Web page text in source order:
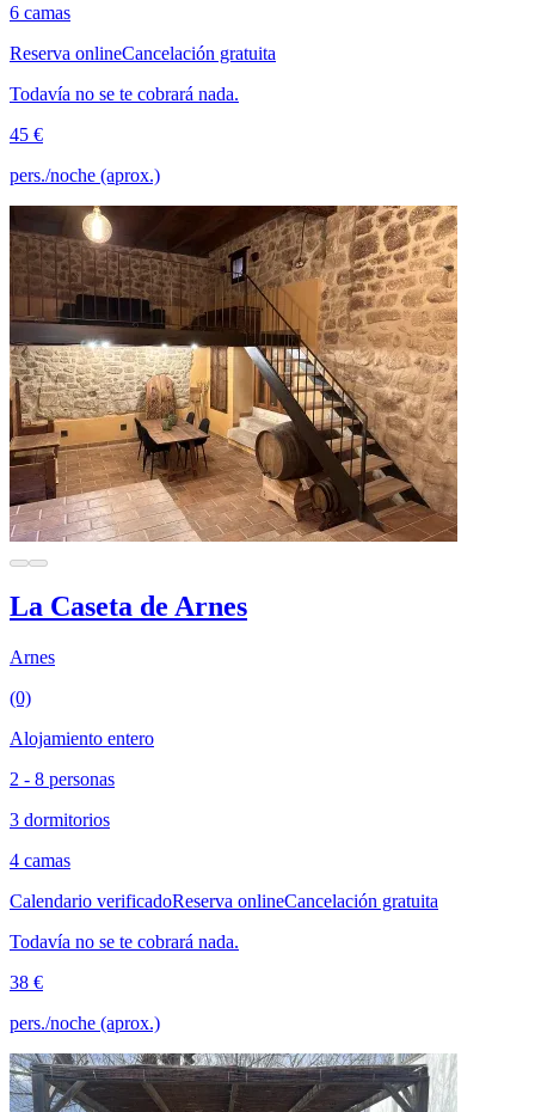
6 camas
Reserva onlineCancelación gratuita
Todavía no se te cobrará nada.
45 €
pers./noche (aprox.)
La Caseta de Arnes
Arnes
(0)
Alojamiento entero
2 - 8 personas
3 dormitorios
4 camas
Calendario verificadoReserva onlineCancelación gratuita
Todavía no se te cobrará nada.
38 €
pers./noche (aprox.)